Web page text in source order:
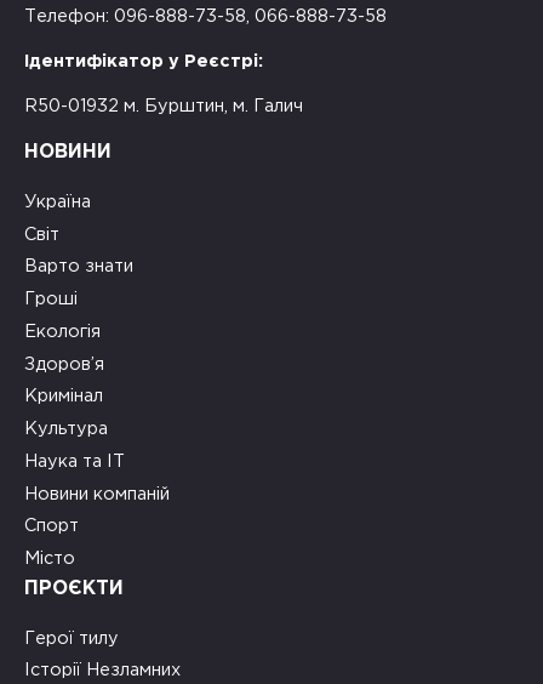
Телефон: 096-888-73-58, 066-888-73-58
Ідентифікатор у Реєстрі:
R50-01932 м. Бурштин, м. Галич
НОВИНИ
Україна
Світ
Варто знати
Гроші
Екологія
Здоров’я
Кримінал
Культура
Наука та ІТ
Новини компаній
Спорт
Місто
ПРОЄКТИ
Герої тилу
Історії Незламних